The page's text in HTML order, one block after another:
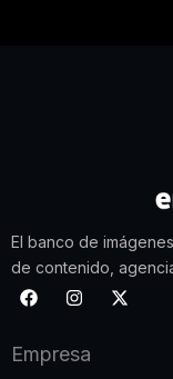
El banco de
de contenido,
F
a
b
I
n
a
X
-
Empresa